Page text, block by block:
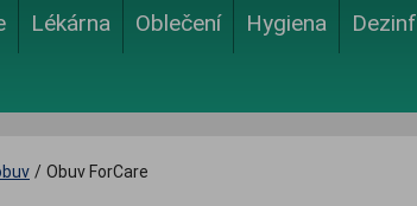
Lékárna Oblečení Hygiena
/ Obuv ForCare